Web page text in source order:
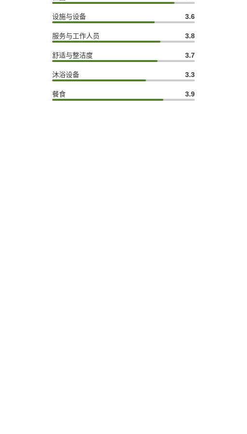
设施与设备 3.6
服务与工作人员 3.8
舒适与整洁度 3.7
沐浴设备 3.3
餐食 3.9